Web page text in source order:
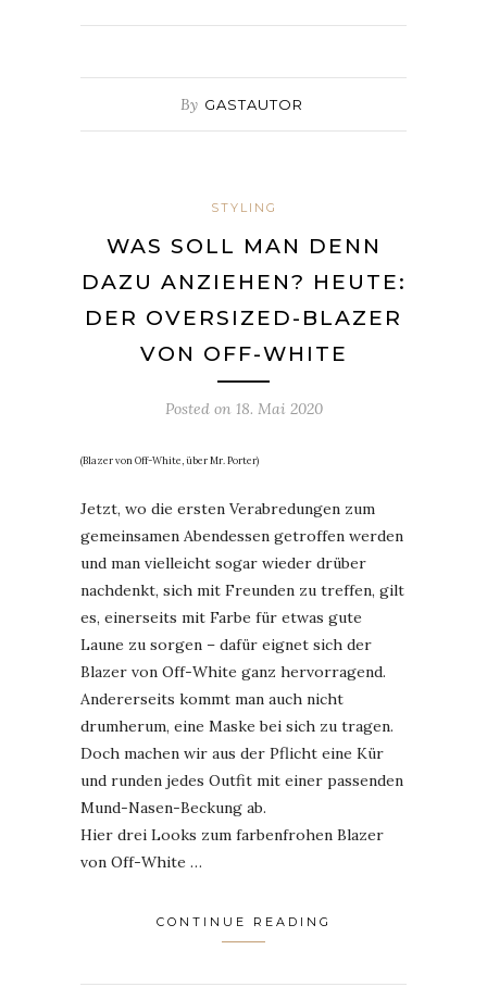
By GASTAUTOR
STYLING
WAS SOLL MAN DENN
DAZU ANZIEHEN? HEUTE:
DER OVERSIZED-BLAZER
VON OFF-WHITE
Posted on 18. Mai 2020
(Blazer von Off-White, über Mr. Porter)
Jetzt, wo die ersten Verabredungen zum
gemeinsamen Abendessen getroffen werden
und man vielleicht sogar wieder drüber
nachdenkt, sich mit Freunden zu treffen, gilt
es, einerseits mit Farbe für etwas gute
Laune zu sorgen – dafür eignet sich der
Blazer von Off-White ganz hervorragend.
Andererseits kommt man auch nicht
drumherum, eine Maske bei sich zu tragen.
Doch machen wir aus der Pflicht eine Kür
und runden jedes Outfit mit einer passenden
Mund-Nasen-Beckung ab.
Hier drei Looks zum farbenfrohen Blazer
von Off-White …
CONTINUE READING